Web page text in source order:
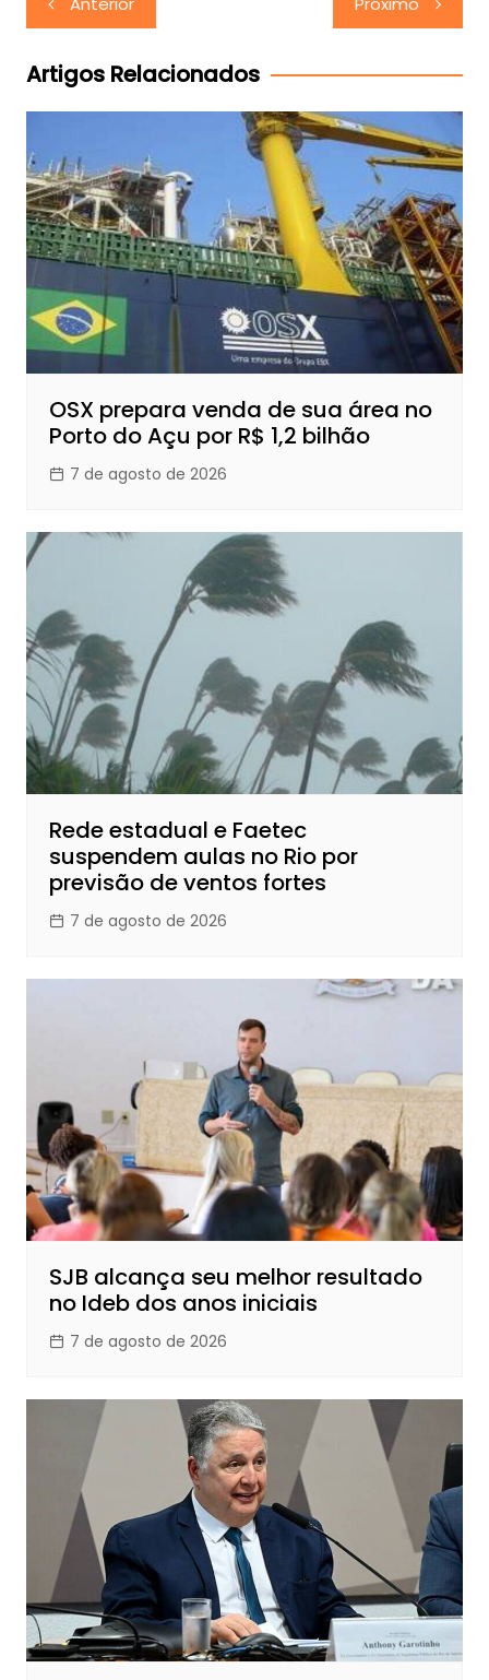
de
Post
Artigos Relacionados
OSX prepara venda de sua área no
Porto do Açu por R$ 1,2 bilhão
7 de agosto de 2026
Rede estadual e Faetec
suspendem aulas no Rio por
previsão de ventos fortes
7 de agosto de 2026
SJB alcança seu melhor resultado
no Ideb dos anos iniciais
7 de agosto de 2026